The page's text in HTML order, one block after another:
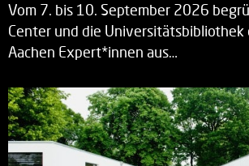
Vom 7. bis 10. September 2026
Center und die Universitätsbibliothek
Aachen Expert*innen aus…